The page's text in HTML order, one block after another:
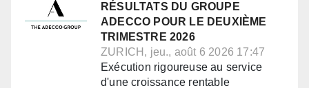
RÉSULTATS DU GROUPE
ADECCO POUR LE DEUXIÈME
TRIMESTRE 2026
ZURICH, jeu., août 6 2026 17:47
Exécution rigoureuse au service
d'une croissance rentable